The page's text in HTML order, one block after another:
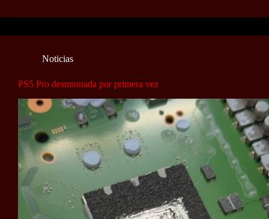
Noticias
PS5 Pro desmontada por primera vez